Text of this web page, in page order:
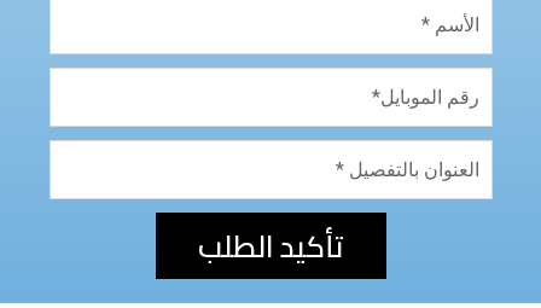
تأكيد الطلب